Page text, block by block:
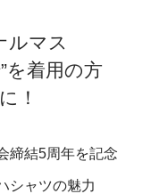
ルマス
を着用の方
！
締結5周年を記念
シャツの魅力